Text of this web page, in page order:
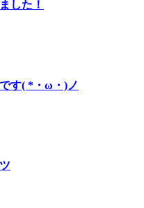
した！
す( *・ω・)ノ